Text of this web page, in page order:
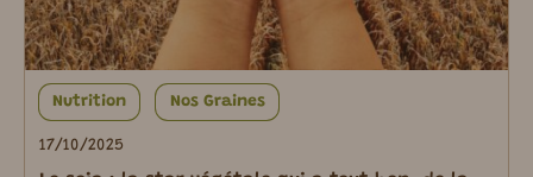
Nutrition Nos Graines
17/10/2025